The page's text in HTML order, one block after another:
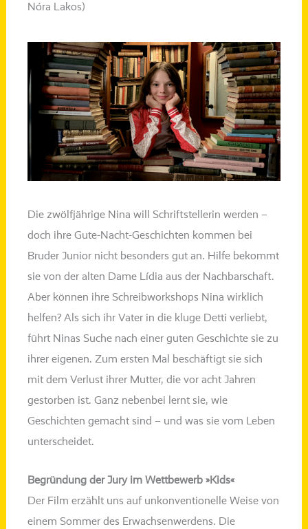
Nóra Lakos)
Die zwölf­jäh­ri­ge Nina will Schriftstellerin wer­den –
doch ihre Gute-Nacht-Geschichten kom­men bei
Bruder Junior nicht beson­ders gut an. Hilfe bekommt
sie von der alten Dame Lídia aus der Nachbarschaft.
Aber kön­nen ihre Schreibworkshops Nina wirk­lich
hel­fen? Als sich ihr Vater in die klu­ge Detti ver­liebt,
führt Ninas Suche nach einer guten Geschichte sie zu
ihrer eige­nen. Zum ers­ten Mal beschäf­tigt sie sich
mit dem Verlust ihrer Mutter, die vor acht Jahren
gestor­ben ist. Ganz neben­bei lernt sie, wie
Geschichten gemacht sind – und was sie vom Leben
unterscheidet.
Begründung der Jury im Wettbewerb »Kids«
Der Film erzählt uns auf unkon­ven­tio­nel­le Weise von
einem Sommer des Erwachsenwerdens. Die